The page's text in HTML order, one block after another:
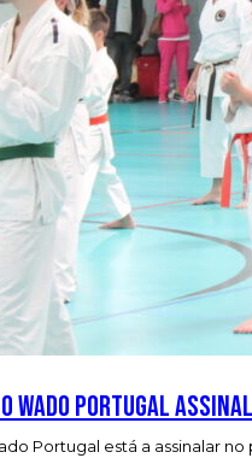
Wado Portugal
Portugal está a assinalar